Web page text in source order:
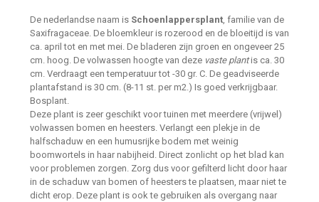
De nederlandse naam is Schoenlappersplant , familie van de
Saxifragaceae. De bloemkleur is rozerood en de bloeitijd is van
ca. april tot en met mei. De bladeren zijn groen en ongeveer 25
cm. hoog. De volwassen hoogte van deze vaste plantis ca. 30
cm. Verdraagt een temperatuur tot -30 gr. C. De geadviseerde
plantafstand is 30 cm. (8-11 st. per m2.) Is goed verkrijgbaar.
Bosplant.
Deze plant is zeer geschikt voor tuinen met meerdere (vrijwel)
volwassen bomen en heesters. Verlangt een plekje in de
halfschaduw en een humusrijke bodem met weinig
boomwortels in haar nabijheid. Direct zonlicht op het blad kan
voor problemen zorgen. Zorg dus voor gefilterd licht door haar
in de schaduw van bomen of heesters te plaatsen, maar niet te
dicht erop. Deze plant is ook te gebruiken als overgang naar